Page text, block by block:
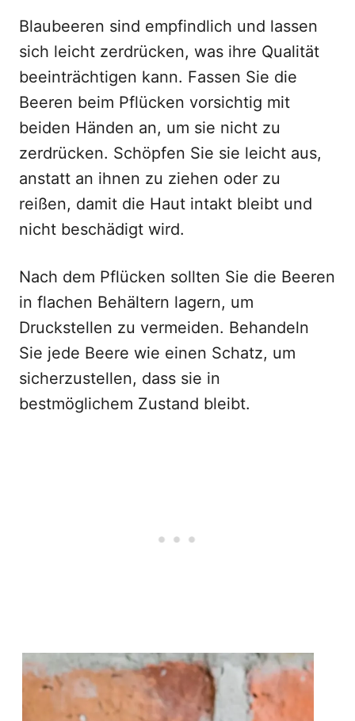
Blaubeeren sind empfindlich und lassen
sich leicht zerdrücken, was ihre Qualität
beeinträchtigen kann. Fassen Sie die
Beeren beim Pflücken vorsichtig mit
beiden Händen an, um sie nicht zu
zerdrücken. Schöpfen Sie sie leicht aus,
anstatt an ihnen zu ziehen oder zu
reißen, damit die Haut intakt bleibt und
nicht beschädigt wird.
Nach dem Pflücken sollten Sie die Beeren
in flachen Behältern lagern, um
Druckstellen zu vermeiden. Behandeln
Sie jede Beere wie einen Schatz, um
sicherzustellen, dass sie in
bestmöglichem Zustand bleibt.